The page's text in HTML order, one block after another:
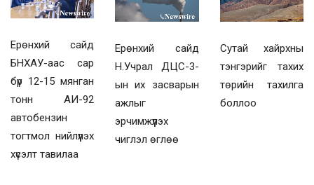
Ерөнхий сайд
БНХАУ-аас сар
бүр 12-15 мянган
тонн АИ-92
автобензин
тогтмол нийлүүлэх
хүсэлт тавилаа
Ерөнхий сайд
Н.Учрал ДЦС-3-
ын их засварын
ажлыг
эрчимжүүлэх
чиглэл өглөө
Сутай хайрхны
тэнгэрийг тахих
төрийн тахилга
боллоо